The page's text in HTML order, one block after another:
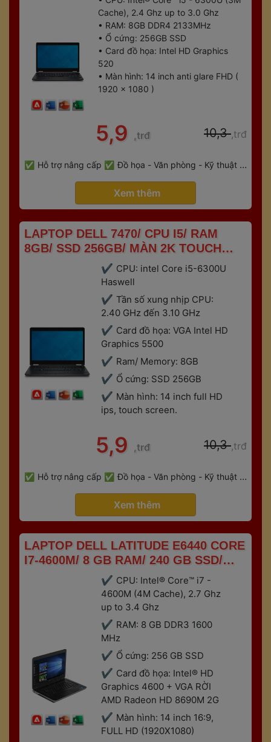
Cache), 2.4 Ghz up to 3.0 Ghz
• RAM: 8GB DDR4 2133MHz
• Ổ cứng: 256GB SSD
• Card đồ họa: Intel HD Graphics
520
• Màn hình: 14 inch anti glare FHD (
1920 x 1080 )
5,9 ,trđ 10,3 ,trđ
Hỗ trợ nâng cấp
Đồ họa - Văn phòng - Kỹ thuật -
Xem thêm
LAPTOP DELL 7470/ CPU I5/ RAM
8GB/ SSD 256GB/ MÀN 2K TOUCH
CPU: intel Core i5-6300U
Haswell
Tần số xung nhịp CPU:
2.40 GHz đến 3.10 GHz
Card đồ họa: VGA Intel HD
Graphics 5500
Ram/ Memory: 8GB
Ổ cứng: SSD 256GB
Màn hình: 14 inch full HD
ips, touch screen.
5,9 ,trđ 10,3 ,trđ
Hỗ trợ nâng cấp
Đồ họa - Văn phòng - Kỹ thuật -
Xem thêm
LAPTOP DELL LATITUDE E6440 CORE
I7-4600M/ 8 GB RAM/ 240 GB SSD/
INTEL HD 4600 + AMD RADEON HD
8690M 2G/ 14 FULL HD
CPU: Intel® Core™ i7 -
4600M (4M Cache), 2.7 Ghz
up to 3.4 Ghz
RAM: 8 GB DDR3 1600
MHz
Ổ cứng: 256 GB SSD
Card đồ họa: Intel® HD
Graphics 4600 + VGA RỜI
AMD Radeon HD 8690M 2G
Màn hình: 14 inch 16:9,
FULL HD (1920X1080)